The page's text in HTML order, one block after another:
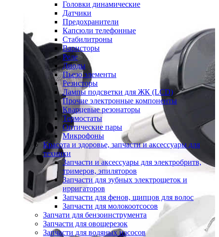
Головки динамические
Датчики
Предохранители
Капсюли телефонные
Стабилитроны
Варисторы
Реле
Диоды
Пьезо элементы
Резисторы
Лампы подсветки для ЖК (LCD)
Прочие электронные компоненты
Кварцевые резонаторы
Термостаты
Оптические пары
Микрофоны
Красота и здоровье, запчасти и аксессуары для
техники
Запчасти и аксессуары для электробритв,
тримеров, эпиляторов
Запчасти для зубных электрощеток и
ирригаторов
Запчасти для фенов, щипцов для волос
Запчасти для молокоотсосов
Запчати для бензоинструмента
Запчасти для овощерезок
Запчасти для водяных насосов